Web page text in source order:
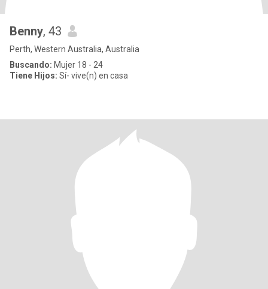
Benny, 43
Perth, Western Australia, Australia
Buscando: Mujer 18 - 24
Tiene Hijos: Sí- vive(n) en casa